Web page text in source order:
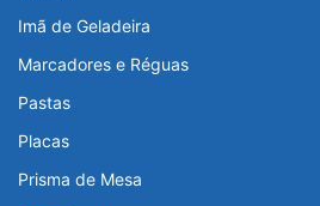
Imã de Geladeira
Marcadores e Réguas
Pastas
Placas
Prisma de Mesa